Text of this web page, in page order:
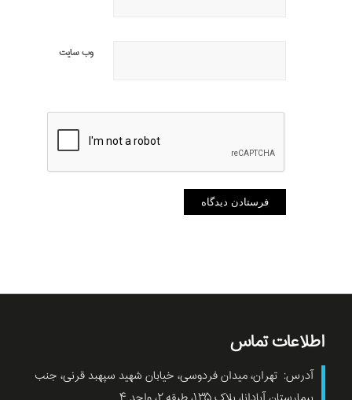
وب‌ سایت
اطلاعات تماس
آدرس: تهران، میدان فردوسی، خیابان شهید سپهبد قرنی، جنب